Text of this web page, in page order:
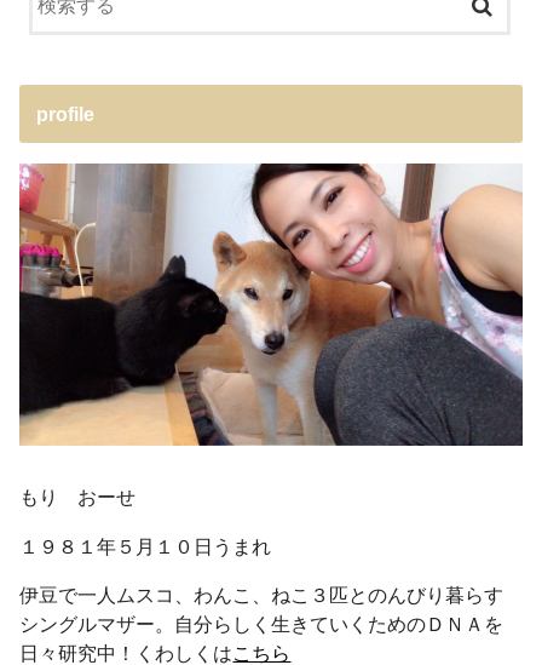
profile
もり おーせ
１９８１年５月１０日うまれ
伊豆で一人ムスコ、わんこ、ねこ３匹とのんびり暮らす
シングルマザー。自分らしく生きていくためのＤＮＡを
日々研究中！くわしくはこちら